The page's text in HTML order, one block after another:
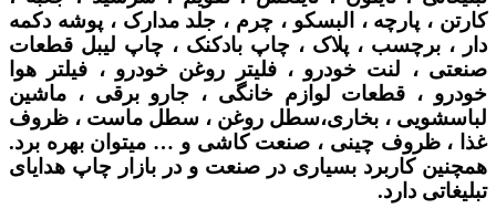
کارتن ، پارچه ، البسکو ، چرم ، جلد مدارک ، پوشه دکمه
دار ، برچسب ، پلاک ، چاپ بادکنک ، چاپ لیبل قطعات
صنعتی ، لنت خودرو ، فلیتر روغن خودرو ، فیلتر هوا
خودرو ، قطعات لوازم خانگی ، جارو برقی ، ماشین
لباسشویی ، بخاری،سطل روغن ، سطل ماست ، ظروف
غذا ، ظروف چینی ، صنعت کاشی و … میتوان بهره برد.
همچنین کاربرد بسیاری در صنعت و در بازار چاپ هدایای
تبلیغاتی دارد.